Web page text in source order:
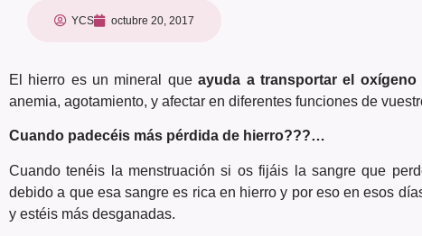
YCS octubre 20, 2017
El hierro es un mineral queayuda a transportar el oxígeno
anemia, agotamiento, y afectar en diferentes funciones de
Cuando padecéis más pérdida de hierro???…
Cuando tenéis la menstruación si os fijáis la sangre que
debido a que esa sangre es rica en hierro y por eso en esos
y estéis más desganadas.